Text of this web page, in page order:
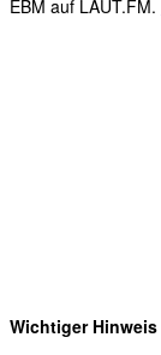
EBM auf LAUT.FM.
Wichtiger Hinweis